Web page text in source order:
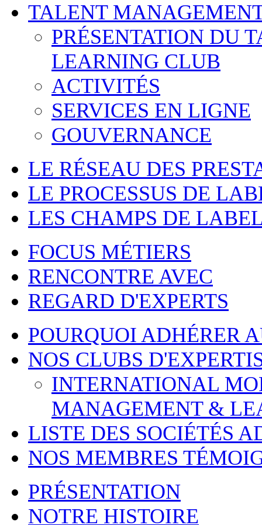
TALENT
PRÉSENTATION DU
LEARNING CLUB
ACTIVITÉS
SERVICES EN LIGNE
GOUVERNANCE
LE RÉSEAU DES
LE PROCESSUS DE
LES CHAMPS DE
FOCUS MÉTIERS
RENCONTRE AVEC
REGARD D'EXPERTS
POURQUOI ADHÉRER
NOS CLUBS
INTERNATIONAL
MANAGEMENT &
LISTE DES SOCIÉTÉS
NOS MEMBRES
PRÉSENTATION
NOTRE HISTOIRE